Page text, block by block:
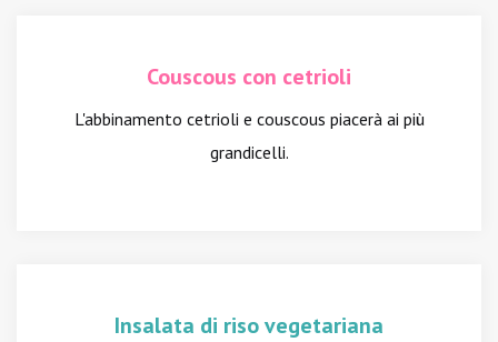
Couscous con cetrioli
L'abbinamento cetrioli e couscous piacerà ai più
grandicelli.
Insalata di riso vegetariana